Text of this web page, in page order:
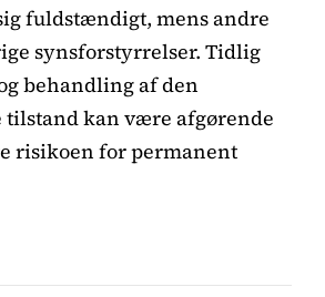
fuldstændigt, mens andre
synsforstyrrelser. Tidlig
behandling af den
kan være afgørende
risikoen for permanent